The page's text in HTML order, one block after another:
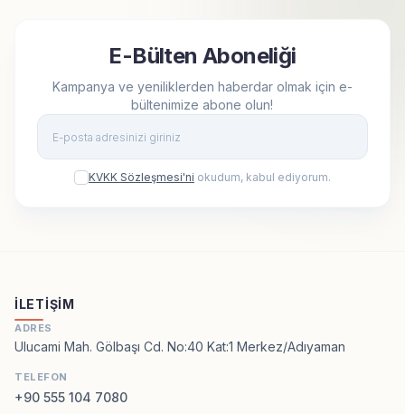
E-Bülten Aboneliği
Kampanya ve yeniliklerden haberdar olmak için e-
bültenimize abone olun!
KVKK Sözleşmesi'ni okudum, kabul ediyorum.
İLETIŞIM
ADRES
Ulucami Mah. Gölbaşı Cd. No:40 Kat:1 Merkez/Adıyaman
TELEFON
+90 555 104 7080